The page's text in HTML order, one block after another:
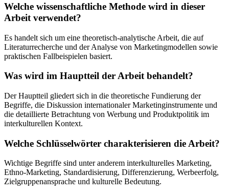
Welche wissenschaftliche Methode wird in dieser
Arbeit verwendet?
Es handelt sich um eine theoretisch-analytische Arbeit, die auf
Literaturrecherche und der Analyse von Marketingmodellen sowie
praktischen Fallbeispielen basiert.
Was wird im Hauptteil der Arbeit behandelt?
Der Hauptteil gliedert sich in die theoretische Fundierung der
Begriffe, die Diskussion internationaler Marketinginstrumente und
die detaillierte Betrachtung von Werbung und Produktpolitik im
interkulturellen Kontext.
Welche Schlüsselwörter charakterisieren die Arbeit?
Wichtige Begriffe sind unter anderem interkulturelles Marketing,
Ethno-Marketing, Standardisierung, Differenzierung, Werbeerfolg,
Zielgruppenansprache und kulturelle Bedeutung.